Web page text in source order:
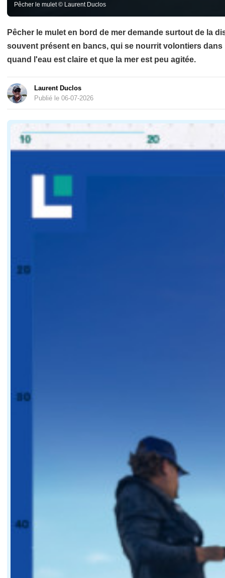
Pêcher le mulet © Laurent Duclos
Pêcher le mulet en bord de mer demande surtout de la
souvent présent en bancs, qui se nourrit volontiers
quand l'eau est claire et que la mer est peu agitée.
Laurent Duclos
Publié le 06-07-2026